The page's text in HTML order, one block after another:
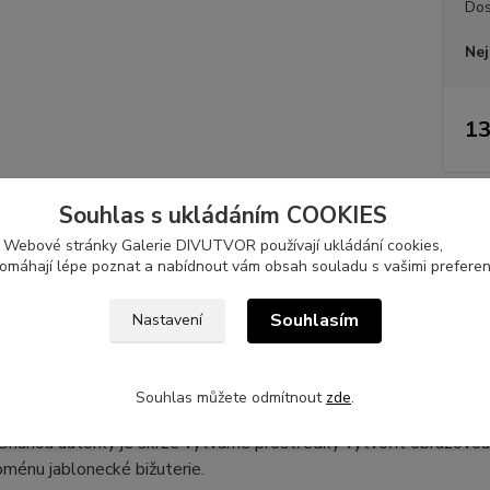
specifikace
autobusovém nádraží v Jablonci nad Nisou v roce 2026. Je
zpracovávajícího téma vlivu jablonecké bižuterie
autorky je skrze výtvarné prostředky vytvořit
jablonecké bižuterie.
Souhlas s ukládáním COOKIES
Webové stránky Galerie DIVUTVOR používají ukládání cookies,
lépe poznat a nabídnout vám obsah souladu s vašimi
Nastavení Souhlasím
Souhlas můžete odmítnout zde.